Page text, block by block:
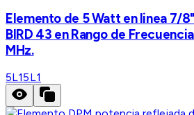
Elemento de 5 Watt en linea 7/
BIRD 43 en Rango de
MHz.
5L15L1